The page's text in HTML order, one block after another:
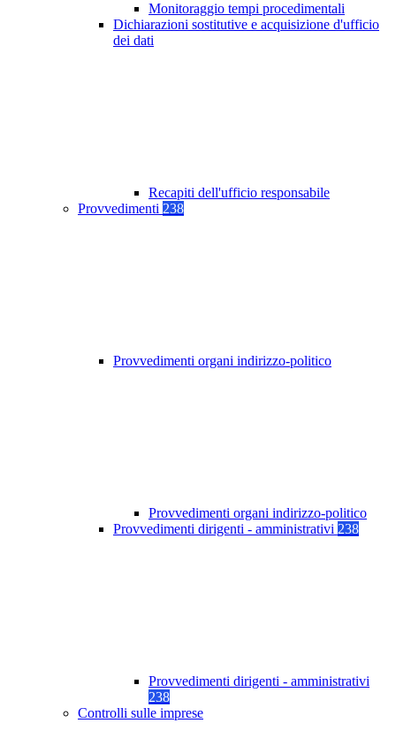
Monitoraggio tempi procedimentali
Dichiarazioni sostitutive e acquisizione d'ufficio
dei dati
Recapiti dell'ufficio responsabile
Provvedimenti 238
Provvedimenti organi indirizzo-politico
Provvedimenti organi indirizzo-politico
Provvedimenti dirigenti - amministrativi 238
Provvedimenti dirigenti - amministrativi
238
Controlli sulle imprese